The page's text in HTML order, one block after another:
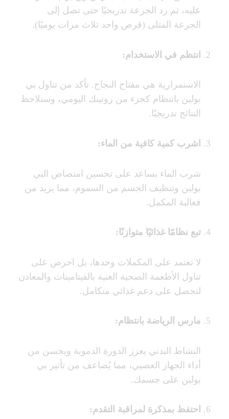
عليه، ثم زد الجرعة تدريجيًا حتى تصل إلى
الجرعة المثلى (قرص واحد ثلاث مرات يوميًا).
انتظم في الاستخدام:
الاستمرارية هي مفتاح النجاح. تأكد من تناول بي
بولين بانتظام كجزء من روتينك اليومي، وستلاحظ
النتائج تدريجيًا.
اشرب كمية كافية من الماء:
شرب الماء يساعد على تحسين امتصاص البي
بولين وتنظيف الجسم من السموم، مما يزيد من
فعالية المكمل.
تبع نظامًا غذائيًا متوازنًا :
لا تعتمد على المكملات وحدها، بل احرص على
تناول الأطعمة الصحية الغنية بالفيتامينات والمعادن
لتحصل على دعم غذائي متكامل.
مارس الرياضة بانتظام:
النشاط البدني يعزز الدورة الدموية ويحسن من
أداء الجهاز العصبي، مما يُضاعف من تأثير بي
بولين على جسمك.
احتفظ بمذكرة لمراقبة التقدم: